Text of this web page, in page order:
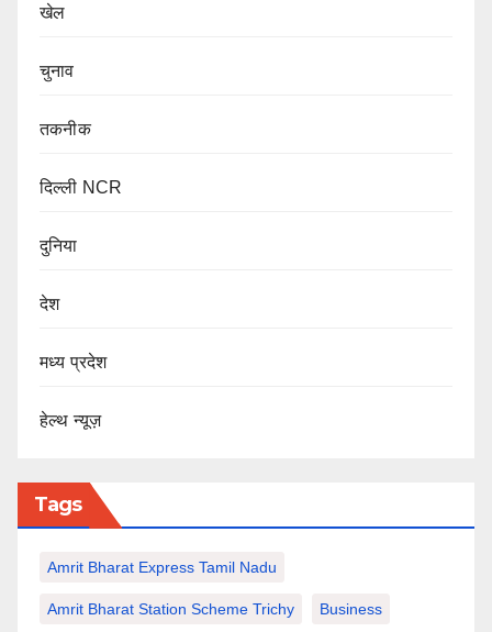
खेल
चुनाव
तकनीक
दिल्ली NCR
दुनिया
देश
मध्य प्रदेश
हेल्थ न्यूज़
Tags
Amrit Bharat Express Tamil Nadu
Amrit Bharat Station Scheme Trichy Business